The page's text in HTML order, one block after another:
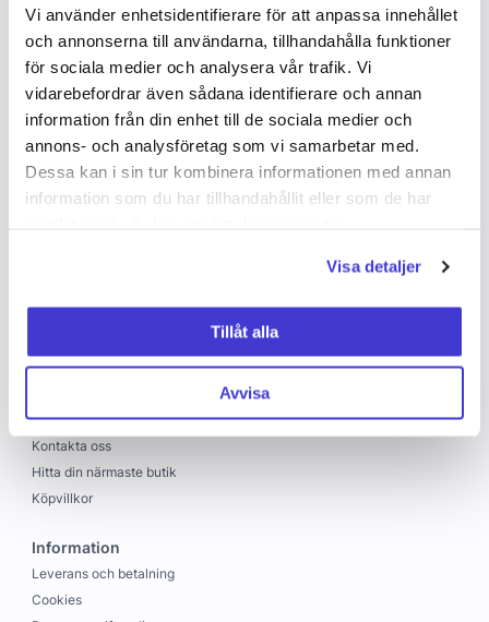
Vi använder enhetsidentifierare för att anpassa innehållet
och annonserna till användarna, tillhandahålla funktioner
för sociala medier och analysera vår trafik. Vi
vidarebefordrar även sådana identifierare och annan
information från din enhet till de sociala medier och
annons- och analysföretag som vi samarbetar med.
Dessa kan i sin tur kombinera informationen med annan
information som du har tillhandahållit eller som de har
Visa detaljer
Tillåt alla
Avvisa
Vendre
C&C
Jobba hos oss
Kontakta oss
Hitta din närmaste butik
Köpvillkor
Information
Leverans och betalning
Cookies